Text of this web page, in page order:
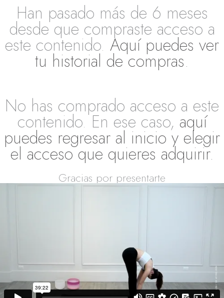
Han pasado más de 6 meses
desde que compraste acceso a
este contenido. Aquí puedes ver
tu historial de compras.
No has comprado acceso a este
contenido. En ese caso, aquí
puedes regresar al inicio y elegir
el acceso que quieres adquirir.
Gracias por presentarte